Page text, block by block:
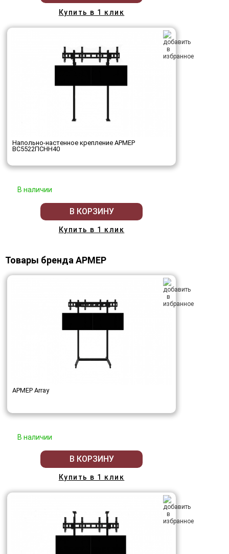
Купить в 1 клик
Напольно-настенное крепление АРМЕР
ВС5522ПСНН40
В наличии
В КОРЗИНУ
Купить в 1 клик
Товары бренда АРМЕР
АРМЕР Array
В наличии
В КОРЗИНУ
Купить в 1 клик